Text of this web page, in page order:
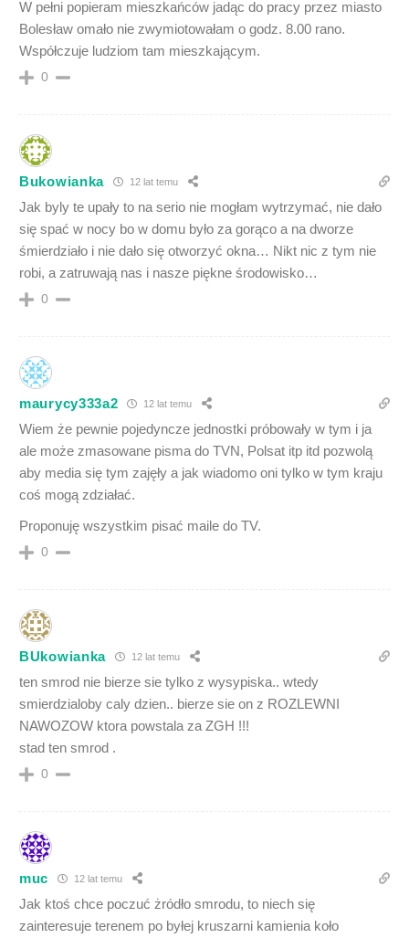
W pełni popieram mieszkańców jadąc do pracy przez miasto
Bolesław omało nie zwymiotowałam o godz. 8.00 rano.
Współczuje ludziom tam mieszkającym.
0
Bukowianka 12 lat temu
Jak byly te upały to na serio nie mogłam wytrzymać, nie dało
się spać w nocy bo w domu było za gorąco a na dworze
śmierdziało i nie dało się otworzyć okna… Nikt nic z tym nie
robi, a zatruwają nas i nasze piękne środowisko…
0
maurycy333a2 12 lat temu
Wiem że pewnie pojedyncze jednostki próbowały w tym i ja
ale może zmasowane pisma do TVN, Polsat itp itd pozwolą
aby media się tym zajęły a jak wiadomo oni tylko w tym kraju
coś mogą zdziałać.
Proponuję wszystkim pisać maile do TV.
0
BUkowianka 12 lat temu
ten smrod nie bierze sie tylko z wysypiska.. wtedy
smierdzialoby caly dzien.. bierze sie on z ROZLEWNI
NAWOZOW ktora powstala za ZGH !!!
stad ten smrod .
0
muc 12 lat temu
Jak ktoś chce poczuć żródło smrodu, to niech się
zainteresuje terenem po byłej kruszarni kamienia koło